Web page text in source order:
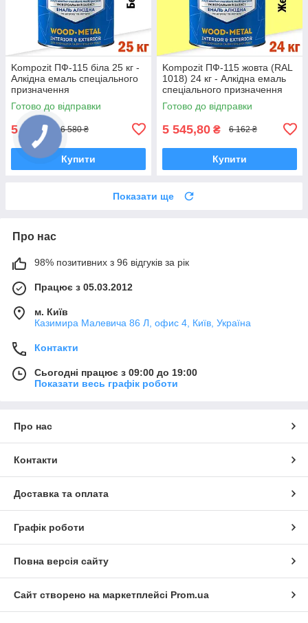
Kompozit ПФ-115 біла 25 кг -
Алкідна емаль спеціального
призначення
Готово до відправки
5 922 ₴ 6 580 ₴
Купити
Kompozit ПФ-115 жовта (RAL
1018) 24 кг - Алкідна емаль
спеціального призначення
Готово до відправки
5 545,80 ₴ 6 162 ₴
Купити
Показати ще
Про нас
98% позитивних з 96 відгуків за рік
Працює з 05.03.2012
м. Київ
Казимира Малевича 86 Л, офис 4, Київ, Україна
Контакти
Сьогодні працює з 09:00 до 19:00
Показати весь графік роботи
Про нас
Контакти
Доставка та оплата
Графік роботи
Повна версія сайту
Сайт створено на маркетплейсі Prom.ua